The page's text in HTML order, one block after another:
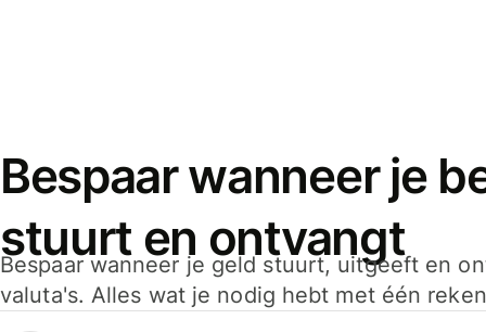
Bespaar wanneer je
stuurt en ontvangt
Bespaar wanneer je geld stuurt, uitgeeft en
valuta's. Alles wat je nodig hebt met één